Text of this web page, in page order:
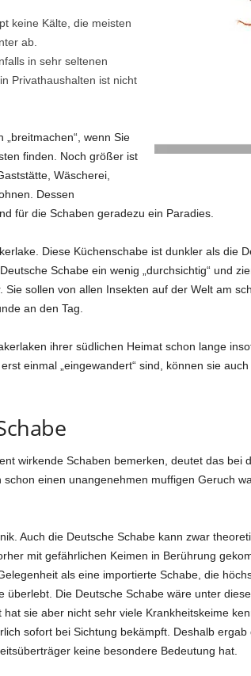
keine Kälte, die meisten
ab.
in sehr seltenen
Privathaushalten ist nicht
wenn Sie
finden. Noch größer ist
Wäscherei,
Dessen
für die Schaben geradezu ein Paradies.
Diese Küchenschabe ist dunkler als die
Schabe ein wenig „durchsichtig“ und
sollen von allen Insekten auf der Welt am
an den Tag.
ihrer südlichen Heimat schon lange
einmal „eingewandert“ sind, können sie
wirkende Schaben bemerken, deutet das bei
einen unangenehmen muffigen Geruch
Auch die Deutsche Schabe kann zwar
mit gefährlichen Keimen in Berührung
als eine importierte Schabe, die
Die Deutsche Schabe wäre unter
sie aber nicht sehr viele Krankheitskeime
sofort bei Sichtung bekämpft. Deshalb
keine besondere Bedeutung hat.